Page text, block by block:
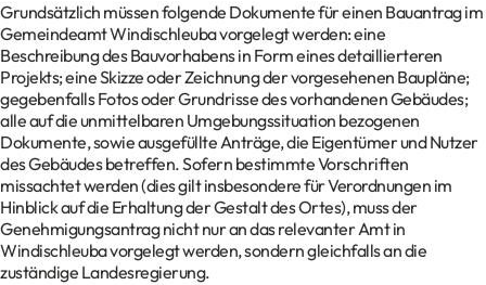
Grundsätzlich müssen folgende Dokumente für einen Bauantrag im
Gemeindeamt Windischleuba vorgelegt werden: eine
Beschreibung des Bauvorhabens in Form eines detaillierteren
Projekts; eine Skizze oder Zeichnung der vorgesehenen Baupläne;
gegebenfalls Fotos oder Grundrisse des vorhandenen Gebäudes;
alle auf die unmittelbaren Umgebungssituation bezogenen
Dokumente, sowie ausgefüllte Anträge, die Eigentümer und Nutzer
des Gebäudes betreffen. Sofern bestimmte Vorschriften
missachtet werden (dies gilt insbesondere für Verordnungen im
Hinblick auf die Erhaltung der Gestalt des Ortes), muss der
Genehmigungsantrag nicht nur an das relevanter Amt in
Windischleuba vorgelegt werden, sondern gleichfalls an die
zuständige Landesregierung.